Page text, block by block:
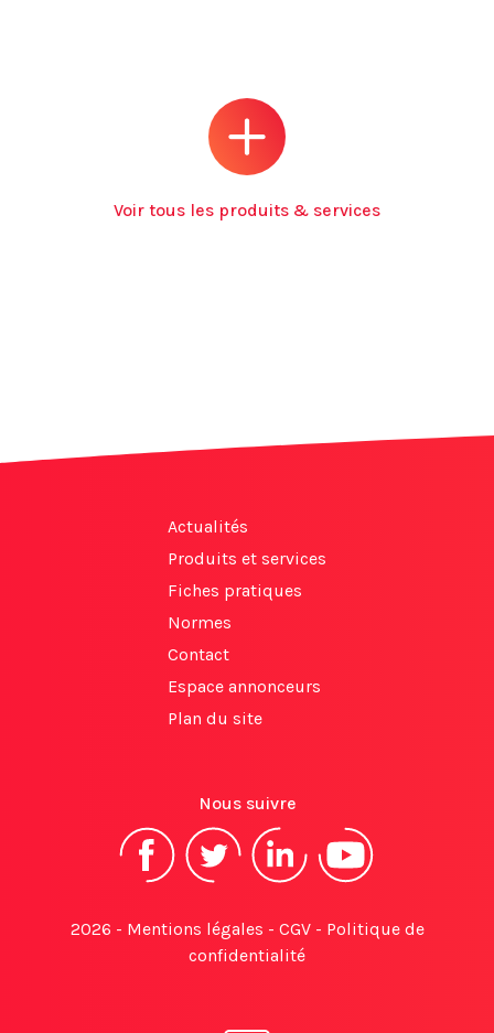
Voir tous les produits & services
Actualités
Produits et services
Fiches pratiques
Normes
Contact
Espace annonceurs
Plan du site
Nous suivre
2026 - Mentions légales - CGV- Politique de
confidentialité